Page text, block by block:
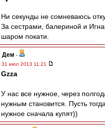
Ни секунды не сомневаюсь
За сестрами, балериной и
шаром покати.
Дем -
31 июл 2013 11:21
Gzza
У нас все нужное, через
нужным становится. Пусть
нужное сначала купят))